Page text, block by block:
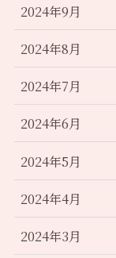
2024年9月
2024年8月
2024年7月
2024年6月
2024年5月
2024年4月
2024年3月